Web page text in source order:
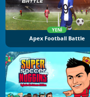
YENI
Apex Football Battle